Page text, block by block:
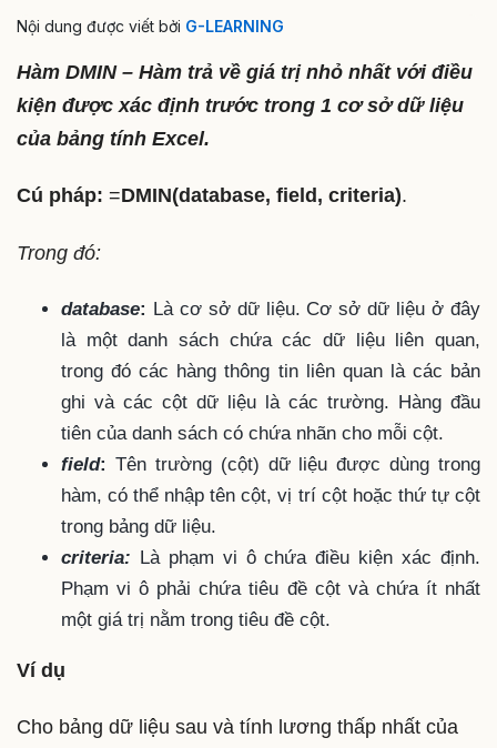
Nội dung được viết bởi G-LEARNING
Hàm DMIN – Hàm trả về giá trị nhỏ nhất với điều
kiện được xác định trước trong 1 cơ sở dữ liệu
của bảng tính Excel.
Cú pháp: =DMIN(database, field, criteria).
Trong đó:
database: Là cơ sở dữ liệu. Cơ sở dữ liệu ở đây
là một danh sách chứa các dữ liệu liên quan,
trong đó các hàng thông tin liên quan là các bản
ghi và các cột dữ liệu là các trường. Hàng đầu
tiên của danh sách có chứa nhãn cho mỗi cột.
field: Tên trường (cột) dữ liệu được dùng trong
hàm, có thể nhập tên cột, vị trí cột hoặc thứ tự cột
trong bảng dữ liệu.
criteria: Là phạm vi ô chứa điều kiện xác định.
Phạm vi ô phải chứa tiêu đề cột và chứa ít nhất
một giá trị nằm trong tiêu đề cột.
Ví dụ
Cho bảng dữ liệu sau và tính lương thấp nhất của